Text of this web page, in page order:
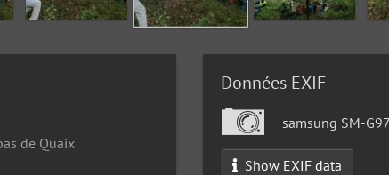
de Quaix
Données EXIF
samsung SM-
Show EXIF data